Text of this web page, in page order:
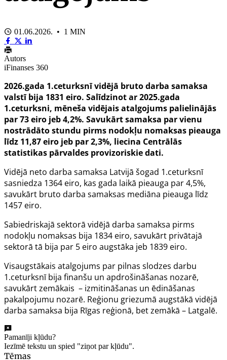
01.06.2026. • 1 MIN
Autors
iFinanses 360
2026.gada 1.ceturksnī vidējā bruto darba samaksa
valstī bija 1831 eiro. Salīdzinot ar 2025.gada
1.ceturksni, mēneša vidējais atalgojums palielinājās
par 73 eiro jeb 4,2%. Savukārt samaksa par vienu
nostrādāto stundu pirms nodokļu nomaksas pieauga
līdz 11,87 eiro jeb par 2,3%, liecina Centrālās
statistikas pārvaldes provizoriskie dati.
Vidējā neto darba samaksa Latvijā šogad 1.ceturksnī
sasniedza 1364 eiro, kas gada laikā pieauga par 4,5%,
savukārt bruto darba samaksas mediāna pieauga līdz
1457 eiro.
Sabiedriskajā sektorā vidējā darba samaksa pirms
nodokļu nomaksas bija 1834 eiro, savukārt privātajā
sektorā tā bija par 5 eiro augstāka jeb 1839 eiro.
Visaugstākais atalgojums par pilnas slodzes darbu
1.ceturksnī bija finanšu un apdrošināšanas nozarē,
savukārt zemākais – izmitināšanas un ēdināšanas
pakalpojumu nozarē. Reģionu griezumā augstākā vidējā
darba samaksa bija Rīgas reģionā, bet zemākā – Latgalē.
Pamanīji kļūdu?
Iezīmē tekstu un spied "ziņot par kļūdu".
Tēmas